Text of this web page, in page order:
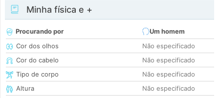
Minha física e +
Procurando por
Um homem
Cor dos olhos
Não especificado
Cor do cabelo
Não especificado
Tipo de corpo
Não especificado
Altura
Não especificado